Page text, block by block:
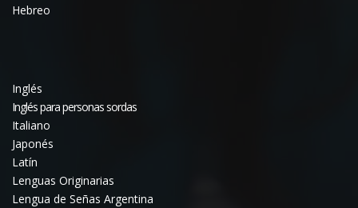
Hebreo
Inglés
Inglés para personas sordas
Italiano
Japonés
Latín
Lenguas Originarias
Lengua de Señas Argentina